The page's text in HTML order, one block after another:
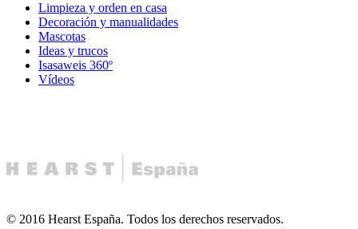
Limpieza y orden en casa
Decoración y manualidades
Mascotas
Ideas y trucos
Isasaweis 360º
Vídeos
© 2016 Hearst España. Todos los derechos reservados.